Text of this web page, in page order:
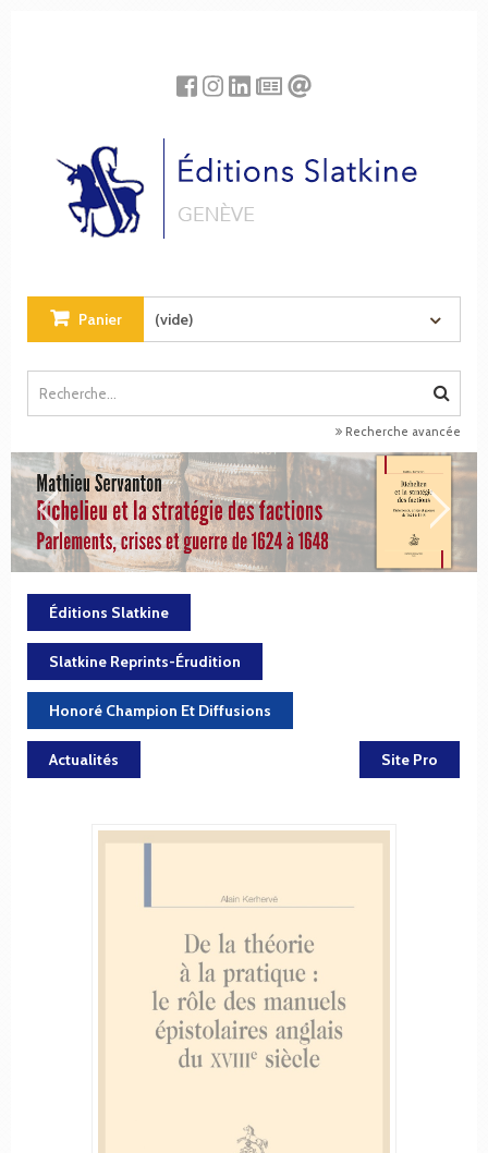
Panier (vide)
Recherche avancée
Éditions Slatkine
Slatkine Reprints-Érudition
Honoré Champion Et Diffusions
Actualités Site Pro